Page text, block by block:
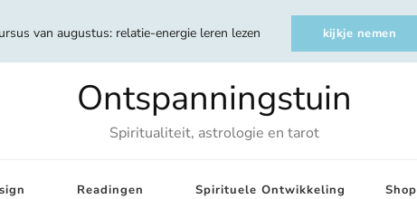
van augustus: relatie-energie leren lezen kijkje nemen
Ontspanningstuin
Spiritualiteit, astrologie en tarot
Readingen Spirituele Ontwikkeling Shop